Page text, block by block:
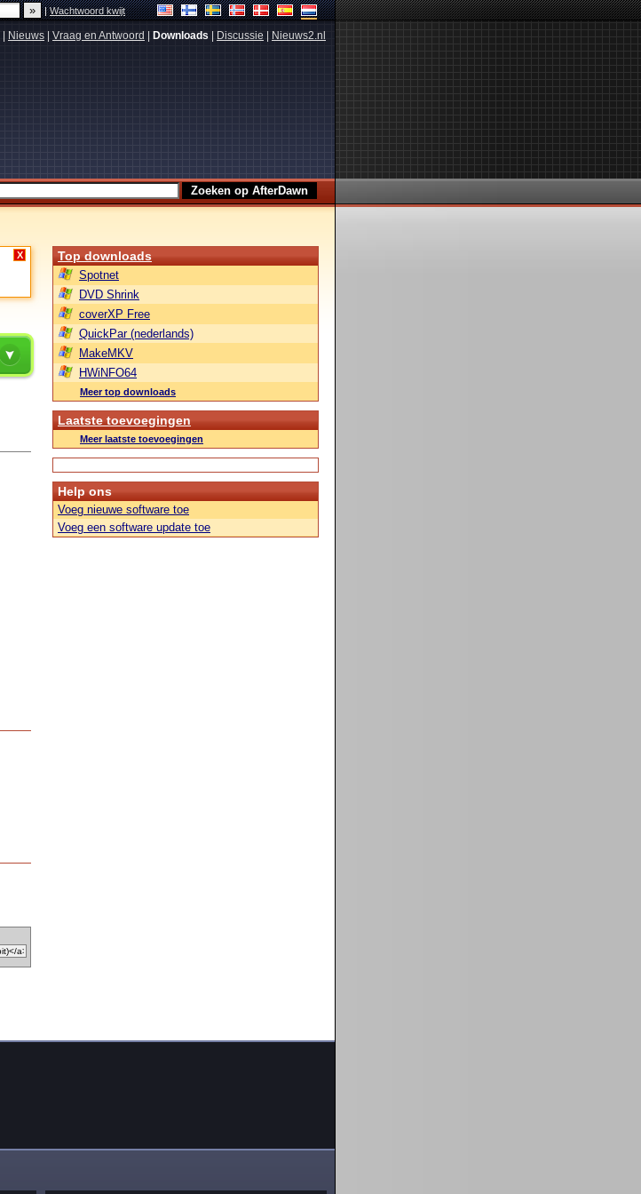
|Wachtwoord kwijt
Nieuws Vraag en Antwoord Downloads Discussie Nieuws2.nl
X Top downloads
Spotnet
DVD Shrink
coverXP Free
QuickPar (nederlands)
MakeMKV
HWiNFO64
Meer top downloads
Laatste toevoegingen
Meer laatste toevoegingen
Help ons
Voeg nieuwe software toe
Voeg een software update toe